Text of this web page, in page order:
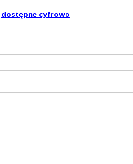
dostępne cyfrowo